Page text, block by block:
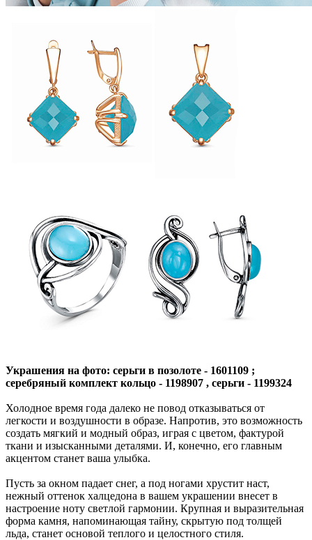
Украшения на фото: серьги в позолоте - 1601109 ;
серебряный комплект кольцо - 1198907 , серьги - 1199324
Холодное время года далеко не повод отказываться от
легкости и воздушности в образе. Напротив, это возможность
создать мягкий и модный образ, играя с цветом, фактурой
ткани и изысканными деталями. И, конечно, его главным
акцентом станет ваша улыбка.
Пусть за окном падает снег, а под ногами хрустит наст,
нежный оттенок халцедона в вашем украшении внесет в
настроение ноту светлой гармонии. Крупная и выразительная
форма камня, напоминающая тайну, скрытую под толщей
льда, станет основой теплого и целостного стиля.